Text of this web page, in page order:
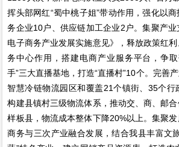
挥头部网红“蜀中桃子姐”带动作用，强化以
务企业10户、供应链加工企业2户。集聚产
电子商务产业发展实施意见》，释放政策红
务中心作用，搭建电商产业服务平台，争
手”三大直播基地，打造“直播村”10个。完善
智慧冷链物流园区和覆盖21个镇街、35个行
构建县镇村三级物流体系，推动交、商、邮
样板县，物流成本整体下降20%以上。集聚
商务与三次产业融合发展，结合我县丰富文